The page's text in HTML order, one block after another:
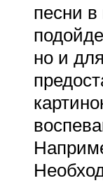
песни в
но и